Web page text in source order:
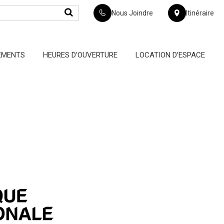
Nous Joindre Itinéraire
HEURES D’OUVERTURE LOCATION D’ESPACE